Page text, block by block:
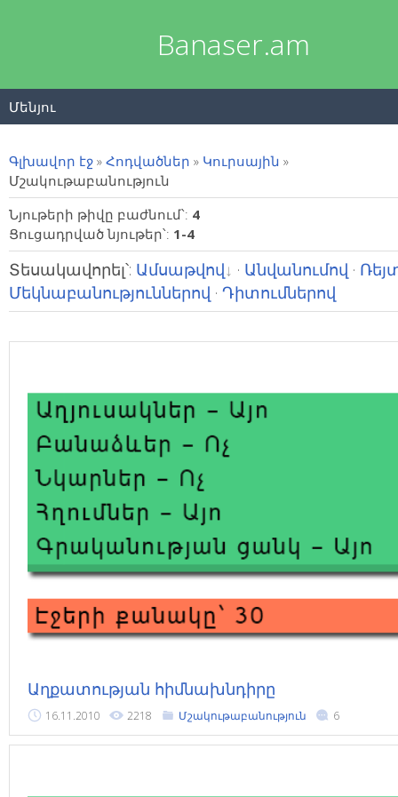
Banaser.am
Մենյու
Գլխավոր էջ » Հոդվածներ » Կուրսային »
Մշակութաբանություն
Նյութերի թիվը բաժնում՝: 4
Ցուցադրված նյութեր՝: 1-4
Տեսակավորել՝: Ամսաթվով · Անվանումով ·
Մեկնաբանություններով · Դիտումներով
Աղքատության հիմնախնդիրը
16.11.2010 2218 Մշակութաբանություն 6